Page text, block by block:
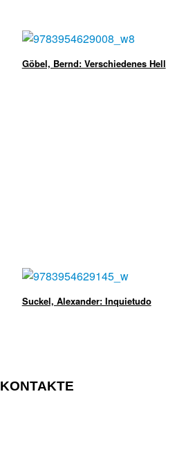
Göbel, Bernd: Verschiedenes Hell
Suckel, Alexander: Inquietudo
KONTAKTE